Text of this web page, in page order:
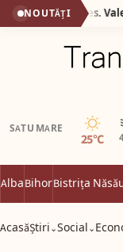
NOUTĂȚI
SATU MARE
25°C
Senin
AlbaBihorBistrița
AcasăȘtiri ⌄Social ⌄